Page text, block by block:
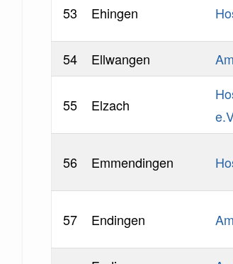
53 Ehingen
54
Ellwangen
55 Elzach
56 Emmendingen
57 Endingen